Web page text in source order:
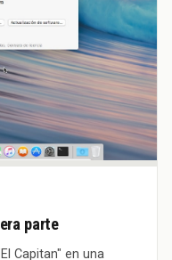
parte
Capitan" en una